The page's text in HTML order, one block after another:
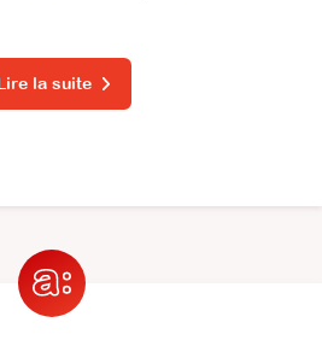
la suite